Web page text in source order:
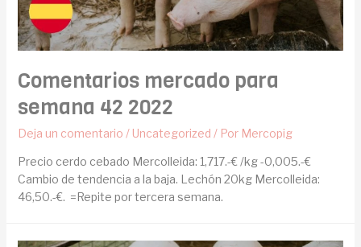
Comentarios mercado para
semana 42 2022
Deja un comentario / Uncategorized / Por Mercopig
Precio cerdo cebado Mercolleida: 1,717.-€ /kg -0,005.-€
Cambio de tendencia a la baja. Lechón 20kg Mercolleida:
46,50.-€. =Repite por tercera semana.